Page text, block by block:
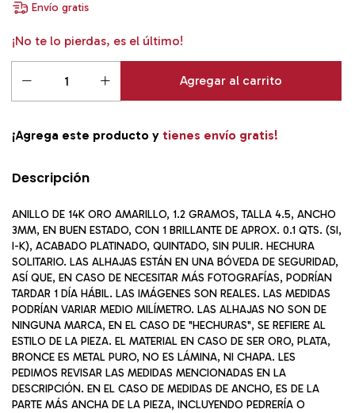
Envío gratis
¡No te lo pierdas, es el último!
¡Agrega este producto y tienes envío gratis!
Descripción
ANILLO DE 14K ORO AMARILLO, 1.2 GRAMOS, TALLA 4.5, ANCHO
3MM, EN BUEN ESTADO, CON 1 BRILLANTE DE APROX. 0.1 QTS. (SI,
I-K), ACABADO PLATINADO, QUINTADO, SIN PULIR. HECHURA
SOLITARIO. LAS ALHAJAS ESTÁN EN UNA BÓVEDA DE SEGURIDAD,
ASÍ QUE, EN CASO DE NECESITAR MÁS FOTOGRAFÍAS, PODRÍAN
TARDAR 1 DÍA HÁBIL. LAS IMÁGENES SON REALES. LAS MEDIDAS
PODRÍAN VARIAR MEDIO MILÍMETRO. LAS ALHAJAS NO SON DE
NINGUNA MARCA, EN EL CASO DE "HECHURAS", SE REFIERE AL
ESTILO DE LA PIEZA. EL MATERIAL EN CASO DE SER ORO, PLATA,
BRONCE ES METAL PURO, NO ES LÁMINA, NI CHAPA. LES
PEDIMOS REVISAR LAS MEDIDAS MENCIONADAS EN LA
DESCRIPCIÓN. EN EL CASO DE MEDIDAS DE ANCHO, ES DE LA
PARTE MÁS ANCHA DE LA PIEZA, INCLUYENDO PEDRERÍA O